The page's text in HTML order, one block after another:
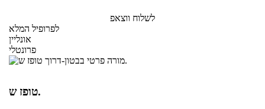
לשלוח ווצאפ
לפרופיל המלא
אונליין
פרונטלי
טופז ש.